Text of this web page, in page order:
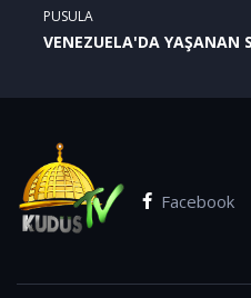
PUSULA
VENEZUELA'DA YAŞANAN
Facebook